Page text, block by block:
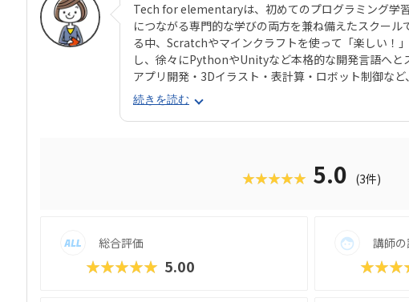
Tech for elementaryは、初めてのプログラミング学
につながる専門的な学びの両方を兼ね備えたスクール
る中、Scratchやマインクラフトを使って「楽しい！
し、徐々にPythonやUnityなど本格的な開発言語へと
アプリ開発・3Dイラスト・表計算・ロボット制御など
7コースが用意されています。 全国250以上の教室に
以上あり、住んでいる地域を問わず学習できるのも強
ラミング検定などで多数の合格者を輩出しており、子
続きを読む
★★★★★ 5.0 (3件)
総合評価
★★★★★ 5.00
講師